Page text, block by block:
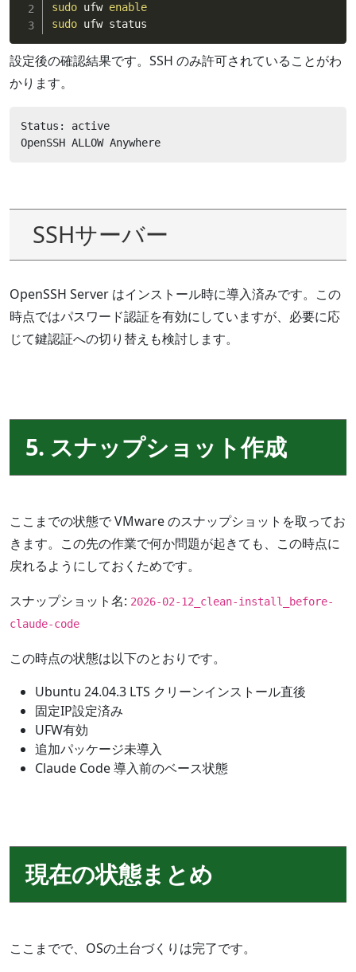
sudo ufw enable
sudo ufw status
設定後の確認結果です。SSH のみ許可されていることがわ
かります。
Status: active
OpenSSH ALLOW Anywhere
SSHサーバー
OpenSSH Server はインストール時に導入済みです。この
時点ではパスワード認証を有効にしていますが、必要に応
じて鍵認証への切り替えも検討します。
5. スナップショット作成
ここまでの状態で VMware のスナップショットを取ってお
きます。この先の作業で何か問題が起きても、この時点に
戻れるようにしておくためです。
スナップショット名: 2026-02-12_clean-install_before-
claude-code
この時点の状態は以下のとおりです。
Ubuntu 24.04.3 LTS クリーンインストール直後
固定IP設定済み
UFW有効
追加パッケージ未導入
Claude Code 導入前のベース状態
現在の状態まとめ
ここまでで、OSの土台づくりは完了です。